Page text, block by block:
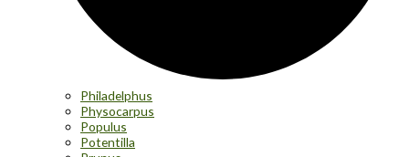
Philadelphus
Physocarpus
Populus
Potentilla